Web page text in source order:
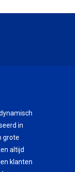
in
grote
altijd
klanten